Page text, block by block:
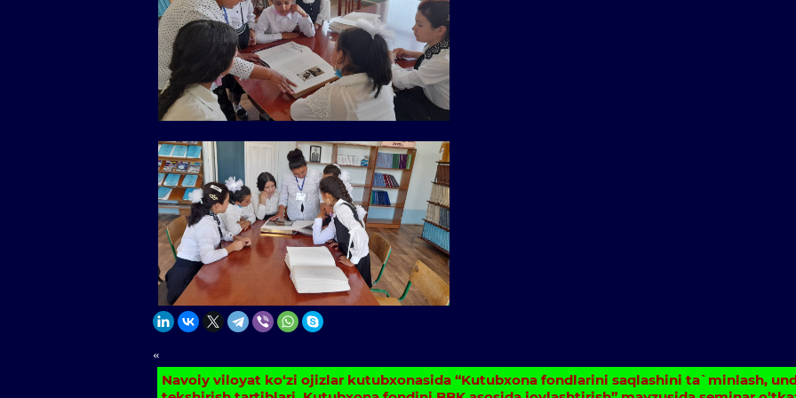
«
Navoiy viloyat ko‘zi ojizlar kutubxonasida “Kutubxona fondlarini saqlashini ta`minlash,